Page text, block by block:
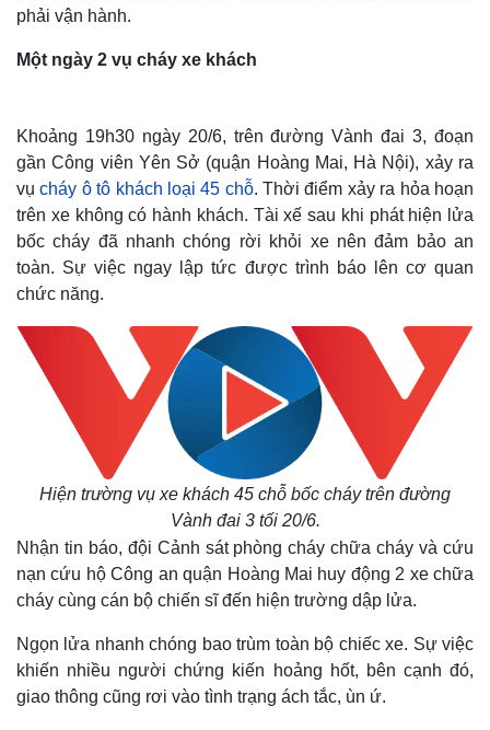
phải vận hành.
Một ngày 2 vụ cháy xe khách
Khoảng 19h30 ngày 20/6, trên đường Vành đai 3, đoạn
gần Công viên Yên Sở (quận Hoàng Mai, Hà Nội), xảy ra
vụcháy ô tô khách loại 45 chỗ. Thời điểm xảy ra hỏa hoạn
trên xe không có hành khách. Tài xế sau khi phát hiện lửa
bốc cháy đã nhanh chóng rời khỏi xe nên đảm bảo an
toàn. Sự việc ngay lập tức được trình báo lên cơ quan
chức năng.
Hiện trường vụ xe khách 45 chỗ bốc cháy trên đường
Vành đai 3 tối 20/6.
Nhận tin báo, đội Cảnh sát phòng cháy chữa cháy và cứu
nạn cứu hộ Công an quận Hoàng Mai huy động 2 xe chữa
cháy cùng cán bộ chiến sĩ đến hiện trường dập lửa.
Ngọn lửa nhanh chóng bao trùm toàn bộ chiếc xe. Sự việc
khiến nhiều người chứng kiến hoảng hốt, bên cạnh đó,
giao thông cũng rơi vào tình trạng ách tắc, ùn ứ.